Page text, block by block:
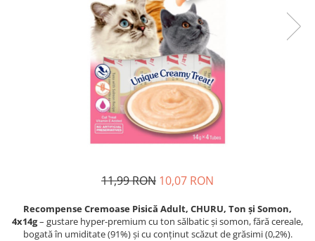
Covorașe Igienice Câini
Accesorii Câini
Culcușuri & Saltele Câini
Așternut Igienic Pisici
Antiparazitare Pisici
Perii & Piepteni Pisici
Culcușuri & Saltele Pisici
Ansambluri Pisici
11,99 RON 10,07 RON
Recompense Cremoase Pisică Adult, CHURU, Ton și Somon,
4x14g– gustare hyper-premium cu ton sălbatic și somon, fără cereale,
bogată în umiditate (91%) și cu conținut scăzut de grăsimi (0,2%).